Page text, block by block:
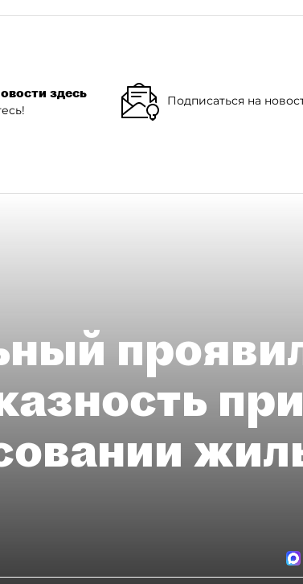
здесь Подписаться на
при